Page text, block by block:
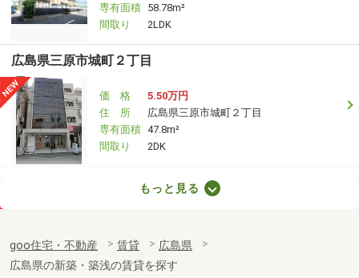
専有面積 58.78m²
間取り
2LDK
広島県三原市城町２丁目
価 格
5.50万円
住 所
広島県三原市城町２丁目
専有面積 47.8m²
間取り
2DK
広島県福山市曙町４丁目
専有面積
25.48m²
間取り
ワンルーム
もっと見る
goo住宅・不動産 賃貸
広島県
広島県の新築・築浅の賃貸を探す